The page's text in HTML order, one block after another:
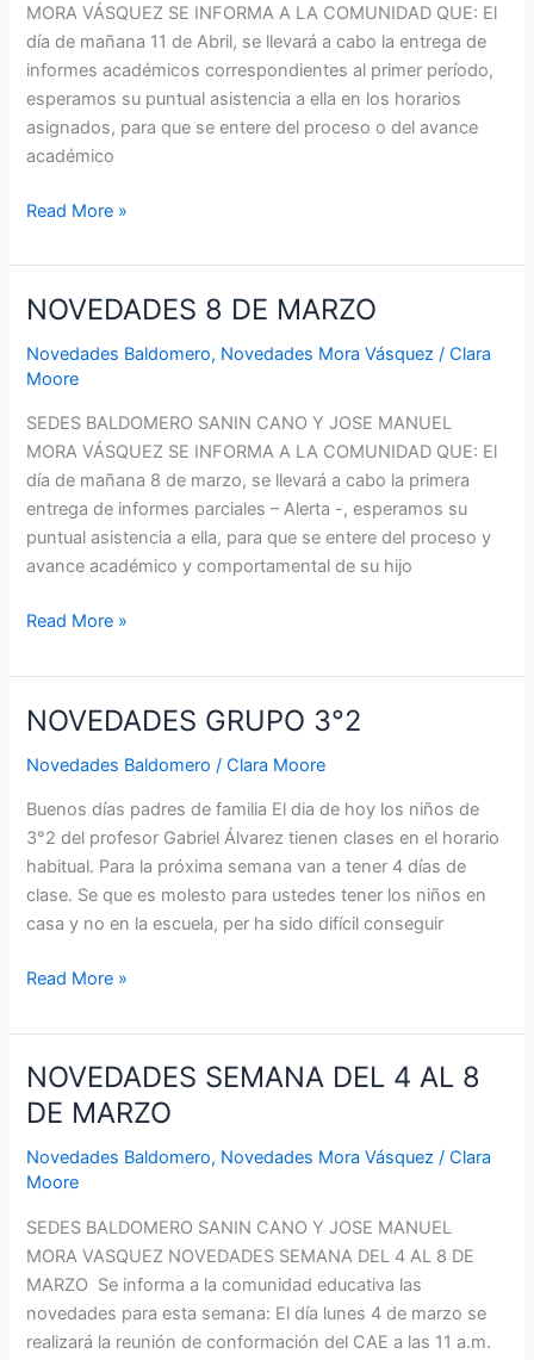
MORA VÁSQUEZ SE INFORMA A LA COMUNIDAD QUE: El
día de mañana 11 de Abril, se llevará a cabo la entrega de
informes académicos correspondientes al primer período,
esperamos su puntual asistencia a ella en los horarios
asignados, para que se entere del proceso o del avance
académico
Read More »
NOVEDADES 8 DE MARZO
Novedades Baldomero, Novedades Mora Vásquez /Clara
Moore
SEDES BALDOMERO SANIN CANO Y JOSE MANUEL
MORA VÁSQUEZ SE INFORMA A LA COMUNIDAD QUE: El
día de mañana 8 de marzo, se llevará a cabo la primera
entrega de informes parciales – Alerta -, esperamos su
puntual asistencia a ella, para que se entere del proceso y
avance académico y comportamental de su hijo
NOVEDADES
DE
MARZO
Read More »
NOVEDADES GRUPO 3°2
Novedades Baldomero /Clara Moore
Buenos días padres de familia El dia de hoy los niños de
3°2 del profesor Gabriel Álvarez tienen clases en el horario
habitual. Para la próxima semana van a tener 4 días de
clase. Se que es molesto para ustedes tener los niños en
casa y no en la escuela, per ha sido difícil conseguir
NOVEDADES
3°2
Read More »
NOVEDADES SEMANA DEL 4 AL 8
DE MARZO
Novedades Baldomero, Novedades Mora Vásquez /Clara
Moore
SEDES BALDOMERO SANIN CANO Y JOSE MANUEL
MORA VASQUEZ NOVEDADES SEMANA DEL 4 AL 8 DE
MARZO Se informa a la comunidad educativa las
novedades para esta semana: El día lunes 4 de marzo se
realizará la reunión de conformación del CAE a las 11 a.m.
NOVEDADES
SEMANA
4
AL
8
DE
MARZO